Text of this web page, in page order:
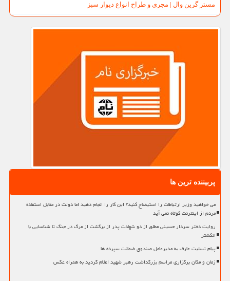
مستر گرین وال | مجری و طراح انواع دیوار سبز
پربیننده ترین ها
می خواهید وزیر ارتباطات را استیضاح کنید؟ این کار را انجام دهید اما دولت در مقابل استفاده
مردم از اینترنت کوتاه نمی آید
روایت دختر سردار حسینی مطلق از دو شهادت پدر از برگشت از مرگ در جنگ تا شناسایی با
انگشتر
پیام تسلیت عارف به مدیرعامل صندوق ضمانت سپرده ها
زمان و مکان برگزاری مراسم بزرگداشت رهبر شهید اعلام گردید به همراه عکس